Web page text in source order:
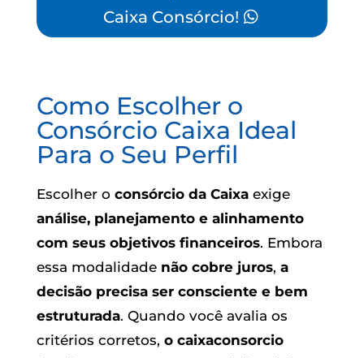
Caixa Consórcio!
Como Escolher o
Consórcio Caixa Ideal
Para o Seu Perfil
Escolher o consórcio da Caixaexige
análise, planejamento e alinhamento
com seus objetivos financeiros. Embora
essa modalidade não cobre juros, a
decisão precisa ser consciente e bem
estruturada. Quando você avalia os
critérios corretos, o caixaconsorcio